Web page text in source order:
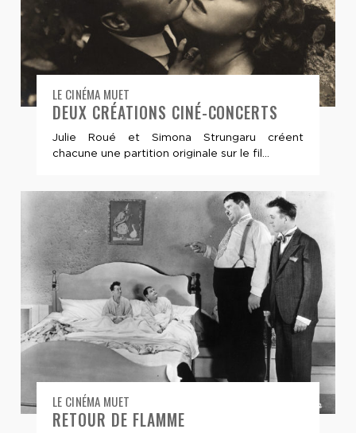
LE CINÉMA MUET
DEUX CRÉATIONS CINÉ-CONCERTS
Julie Roué et Simona Strungaru créent
chacune une partition originale sur le fil...
LE CINÉMA MUET
RETOUR DE FLAMME